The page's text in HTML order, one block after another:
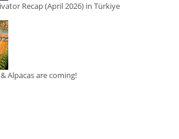
Recap (April 2026) in Türkiye
Alpacas are coming!